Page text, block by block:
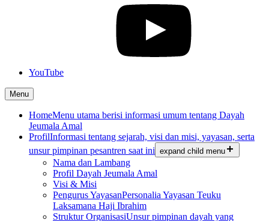
YouTube
Menu
HomeMenu utama berisi informasi umum tentang Dayah
Jeumala Amal
ProfilInformasi tentang sejarah, visi dan misi, yayasan, serta
unsur pimpinan pesantren saat ini expand child menu
Nama dan Lambang
Profil Dayah Jeumala Amal
Visi & Misi
Pengurus YayasanPersonalia Yayasan Teuku
Laksamana Haji Ibrahim
Struktur OrganisasiUnsur pimpinan dayah yang